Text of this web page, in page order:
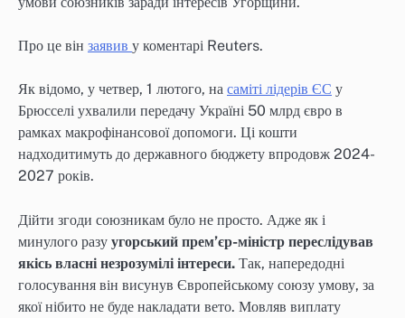
Про це він заявив у коментарі Reuters.
Як відомо, у четвер, 1 лютого, на саміті лідерів ЄС у
Брюсселі ухвалили передачу Україні 50 млрд євро в
рамках макрофінансової допомоги. Ці кошти
надходитимуть до державного бюджету впродовж 2024-
2027 років.
Дійти згоди союзникам було не просто. Адже як і
минулого разу угорський прем’єр-міністр переслідував
якісь власні незрозумілі інтереси. Так, напередодні
голосування він висунув Європейському союзу умову, за
якої нібито не буде накладати вето. Мовляв виплату